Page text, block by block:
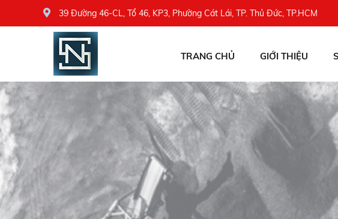
39 Đường 46-CL, Tổ 46, KP3, Phường Cát Lái, TP. Thủ Đức, TP.HCM
TRANG CHỦ GIỚI THIỆU